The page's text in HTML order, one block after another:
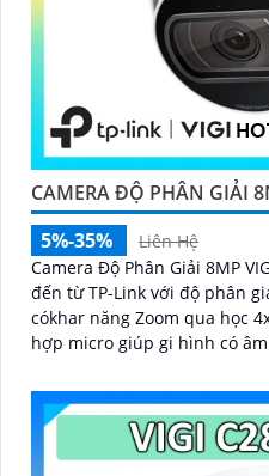
CAMERA ĐỘ PHÂN GIẢI
5%-35%
Liên Hệ
Camera Độ Phân Giải 8MP
đến từ TP-Link với độ phân
cókhar năng Zoom qua học 4x. Ngoài ra camera còn
hợp micro giúp gi hình có